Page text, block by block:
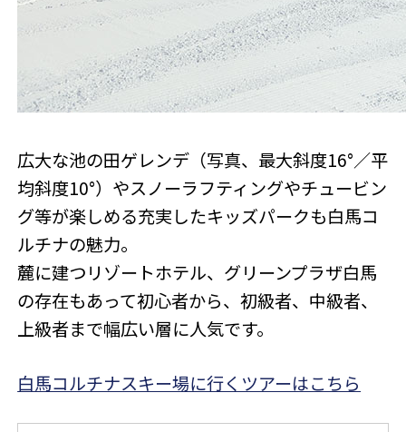
広大な池の田ゲレンデ（写真、最大斜度16°／平
均斜度10°）やスノーラフティングやチュービン
グ等が楽しめる充実したキッズパークも白馬コ
ルチナの魅力。
麓に建つリゾートホテル、グリーンプラザ白馬
の存在もあって初心者から、初級者、中級者、
上級者まで幅広い層に人気です。
白馬コルチナスキー場に行くツアーはこちら